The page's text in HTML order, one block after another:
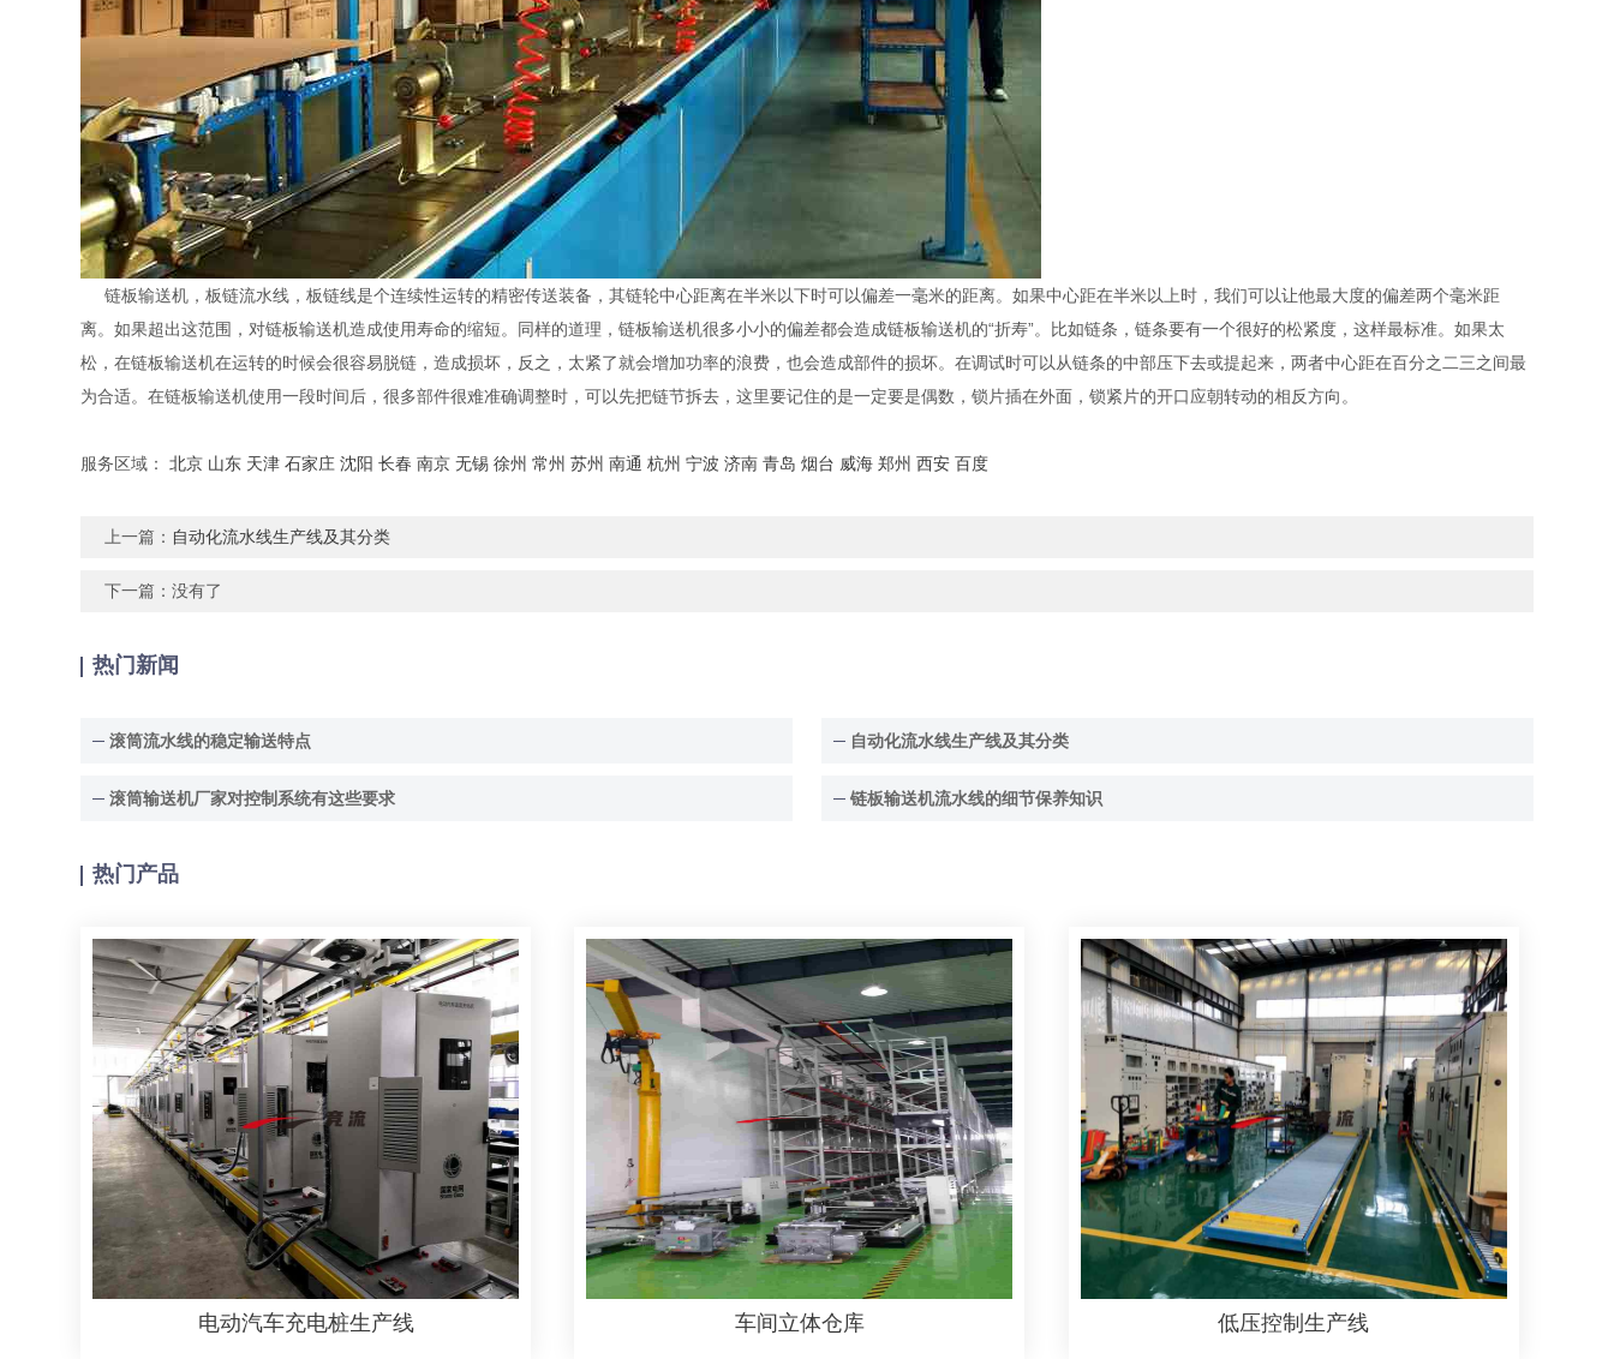
链板输送机，板链流水线，板链线是个连续性运转的精密传送装备，其链轮中心距离在半米以下时可以偏差一毫米的距离。如果中心距在半米以上时，我们可以让他最大度的偏差两个毫米距
离。如果超出这范围，对链板输送机造成使用寿命的缩短。同样的道理，链板输送机很多小小的偏差都会造成链板输送机的“折寿”。比如链条，链条要有一个很好的松紧度，这样最标准。如果太
松，在链板输送机在运转的时候会很容易脱链，造成损坏，反之，太紧了就会增加功率的浪费，也会造成部件的损坏。在调试时可以从链条的中部压下去或提起来，两者中心距在百分之二三之间最
为合适。在链板输送机使用一段时间后，很多部件很难准确调整时，可以先把链节拆去，这里要记住的是一定要是偶数，锁片插在外面，锁紧片的开口应朝转动的相反方向。
服务区域：北京 山东 天津 石家庄 沈阳 长春 南京 无锡 徐州 常州 苏州 南通 杭州 宁波 济南 青岛 烟台 威海 郑州 西安 百度
上一篇： 自动化流水线生产线及其分类
下一篇：没有了
热门新闻
滚筒流水线的稳定输送特点 自动化流水线生产线及其分类
滚筒输送机厂家对控制系统有这些要求 链板输送机流水线的细节保养知识
热门产品
电动汽车充电桩生产线 车间立体仓库 低压控制生产线